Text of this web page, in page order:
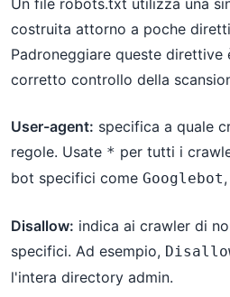
Un file robots.txt utilizza una
costruita attorno a poche
Padroneggiare queste direttive
corretto controllo della
User-agent: specifica a quale
regole. Usate * per tutti i
bot specifici come Googlebot,
Disallow: indica ai crawler di
specifici. Ad esempio,
l'intera directory admin.